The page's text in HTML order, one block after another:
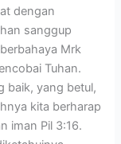
dengan
sanggup
Mrk
Tuhan.
baik, yang betul,
kita berharap
iman Pil 3:16.